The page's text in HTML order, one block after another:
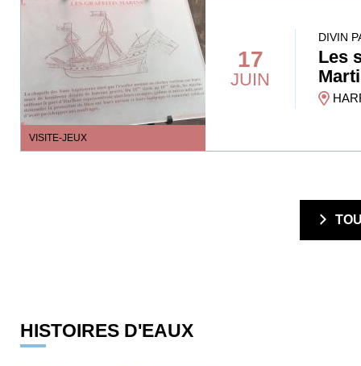
VISITE-JEUX
17
JUIN
DIVIN
Les
HISTOIRES D'EAUX